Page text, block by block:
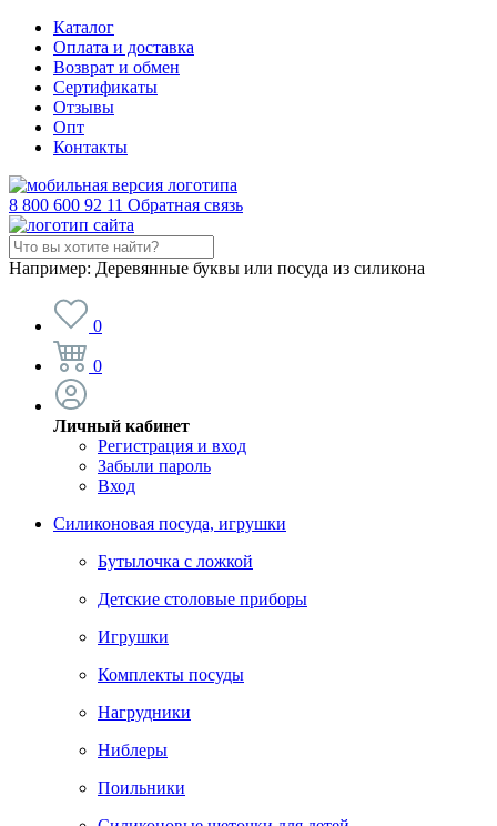
Каталог
Оплата и доставка
Возврат и обмен
Сертификаты
Отзывы
Опт
Контакты
8 800 600 92 11 Обратная связь
Например: Деревянные буквы или посуда из силикона
0
0
Личный кабинет
Регистрация и вход
Забыли пароль
Вход
Силиконовая посуда, игрушки
Бутылочка с ложкой
Детские столовые приборы
Игрушки
Комплекты посуды
Нагрудники
Ниблеры
Поильники